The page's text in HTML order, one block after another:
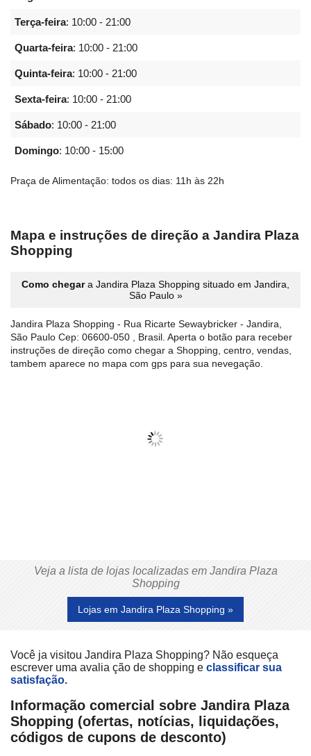
Terça-feira: 10:00 - 21:00
Quarta-feira: 10:00 - 21:00
Quinta-feira: 10:00 - 21:00
Sexta-feira: 10:00 - 21:00
Sábado: 10:00 - 21:00
Domingo: 10:00 - 15:00
Praça de Alimentação: todos os dias: 11h às 22h
Mapa e instruções de direção a Jandira Plaza
Shopping
Como chegara Jandira Plaza Shopping situado em Jandira,
São Paulo »
Jandira Plaza Shopping - Rua Ricarte Sewaybricker - Jandira,
São Paulo Cep: 06600-050 , Brasil. Aperta o botão para receber
instruções de direção como chegar a Shopping, centro, vendas,
tambem aparece no mapa com gps para sua nevegação.
Veja a lista de lojas localizadas em Jandira Plaza
Shopping
Lojas em Jandira Plaza Shopping »
Você ja visitou Jandira Plaza Shopping? Não esqueça
escrever uma avalia ção de shopping e classificar sua
satisfação.
Informação comercial sobre Jandira Plaza
Shopping (ofertas, notícias, liquidações,
códigos de cupons de desconto)